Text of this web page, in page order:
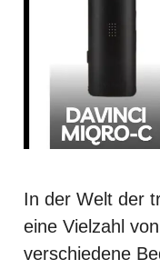
In der Welt der
eine Vielzahl
verschiedene